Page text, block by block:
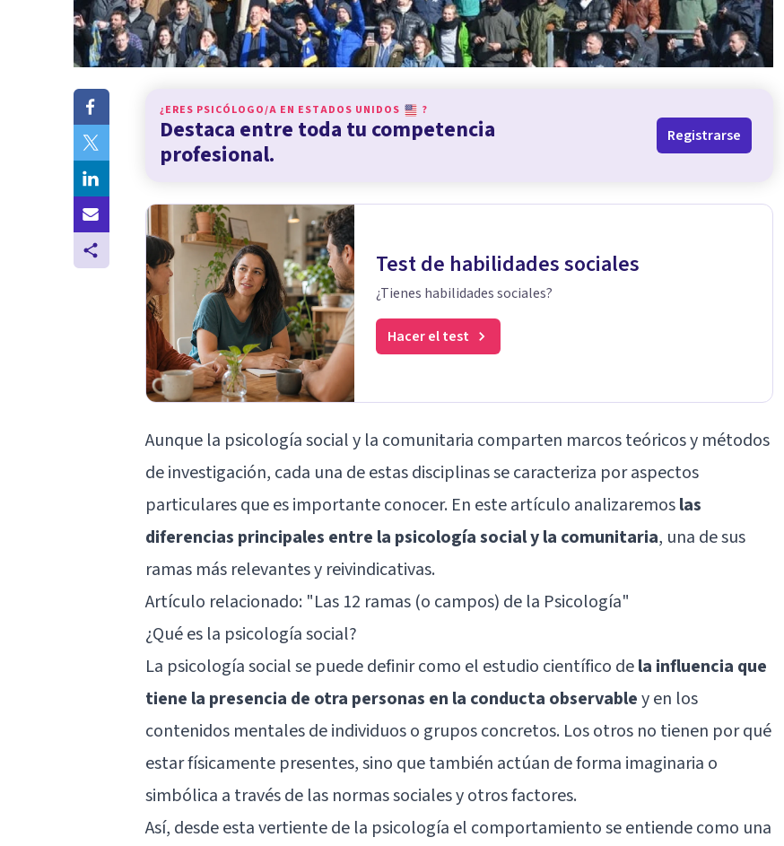
¿ERES PSICÓLOGO/A EN ESTADOS UNIDOS ?
Destaca entre toda tu competencia
profesional.
Registrarse
Test de habilidades sociales
¿Tienes habilidades sociales?
Hacer el test
Aunque la psicología social y la comunitaria comparten marcos teóricos y métodos
de investigación, cada una de estas disciplinas se caracteriza por aspectos
particulares que es importante conocer. En este artículo analizaremoslas
diferencias principales entre la psicología social y la comunitaria, una de sus
ramas más relevantes y reivindicativas.
Artículo relacionado: "Las 12 ramas (o campos) de la Psicología"
¿Qué es la psicología social?
La psicología social se puede definir como el estudio científico dela influencia que
tiene la presencia de otra personas en la conducta observabley en los
contenidos mentales de individuos o grupos concretos. Los otros no tienen por qué
estar físicamente presentes, sino que también actúan de forma imaginaria o
simbólica a través de las normas sociales y otros factores.
Así, desde esta vertiente de la psicología el comportamiento se entiende como una